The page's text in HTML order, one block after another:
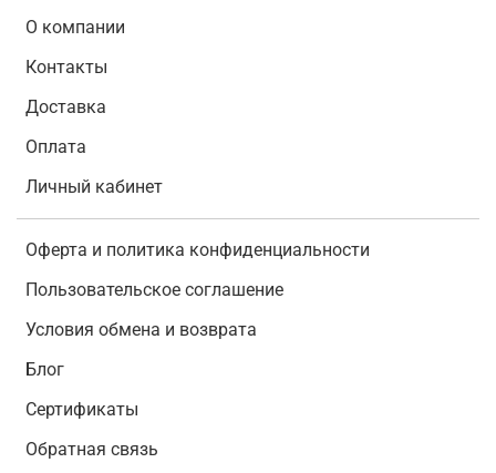
О компании
Контакты
Доставка
Оплата
Личный кабинет
Оферта и политика конфиденциальности
Пользовательское соглашение
Условия обмена и возврата
Блог
Сертификаты
Обратная связь